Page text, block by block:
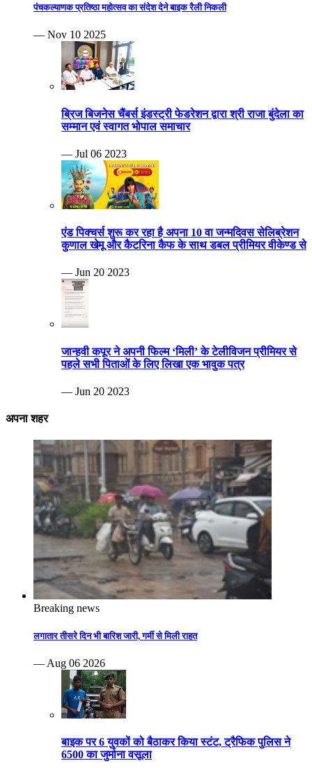
पंचकल्याणक प्रतिष्ठा महोत्सव का संदेश देने बाइक रैली निकली
— Nov 10 2025
ब्रिज बिजनेस चैंबर्स इंडस्ट्री फेडरेशन द्वारा श्री राजा बुंदेला का
सम्मान एवं स्वागत भोपाल समाचार
— Jul 06 2023
एंड पिक्चर्स शुरू कर रहा है अपना 10 वा जन्मदिवस सेलिब्रेशन
कुणाल खेमू और कैटरिना कैफ के साथ डबल प्रीमियर वीकेण्ड से
— Jun 20 2023
जान्हवी कपूर ने अपनी फिल्म ‘मिली’ के टेलीविजन प्रीमियर से
पहले सभी पिताओं के लिए लिखा एक भावुक पत्र
— Jun 20 2023
अपना शहर
Breaking news
लगातार तीसरे दिन भी बारिश जारी, गर्मी से मिली राहत
— Aug 06 2026
बाइक पर 6 युवकों को बैठाकर किया स्टंट, ट्रैफिक पुलिस ने
6500 का जुर्माना वसूला